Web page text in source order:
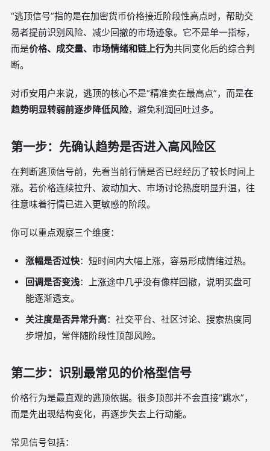
“逃顶信号”指的是在加密货币价格接近阶段性高点时，帮助交
易者提前识别风险、减少回撤的市场迹象。它不是单一指标，
而是价格、成交量、市场情绪和链上行为共同变化后的综合判
断。
对币安用户来说，逃顶的核心不是“精准卖在最高点”，而是在
趋势明显转弱前逐步降低风险，避免利润回吐过多。
第一步：先确认趋势是否进入高风险区
在判断逃顶信号前，先看当前行情是否已经经历了较长时间上
涨。若价格连续拉升、波动加大、市场讨论热度明显升温，往
往意味着行情已进入更敏感的阶段。
你可以重点观察三个维度：
涨幅是否过快：短时间内大幅上涨，容易形成情绪过热。
回调是否变浅：上涨途中几乎没有像样回撤，说明买盘可
能逐渐透支。
关注度是否异常升高：社交平台、社区讨论、搜索热度同
步增加，常伴随阶段性顶部风险。
第二步：识别最常见的价格型信号
价格行为是最直观的逃顶依据。很多顶部并不会直接“跳水”，
而是先出现结构变化，再逐步失去上行动能。
常见信号包括：